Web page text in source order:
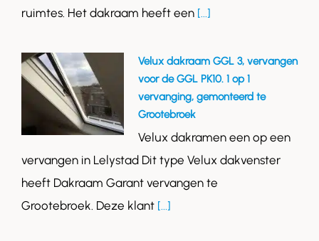
ruimtes. Het dakraam heeft een [...]
Velux dakraam GGL 3, vervangen
voor de GGL PK10. 1 op 1
vervanging, gemonteerd te
Grootebroek
Velux dakramen een op een
vervangen in Lelystad Dit type Velux dakvenster
heeft Dakraam Garant vervangen te
Grootebroek. Deze klant [...]